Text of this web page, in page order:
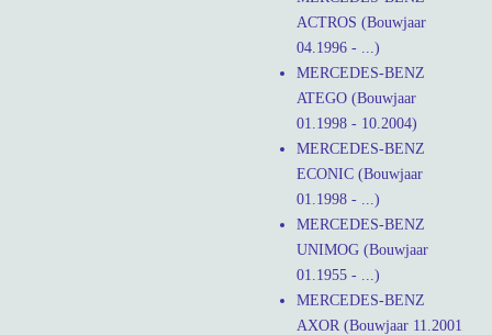
ACTROS (Bouwjaar
04.1996 - ...)
MERCEDES-BENZ
ATEGO (Bouwjaar
01.1998 - 10.2004)
MERCEDES-BENZ
ECONIC (Bouwjaar
01.1998 - ...)
MERCEDES-BENZ
UNIMOG (Bouwjaar
01.1955 - ...)
MERCEDES-BENZ
AXOR (Bouwjaar 11.2001